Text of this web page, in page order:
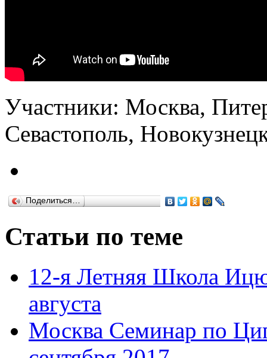
Участники: Москва,
Севастополь,
Поделиться…
Статьи по теме
12-я Летняя Школа
августа
Москва Семинар по